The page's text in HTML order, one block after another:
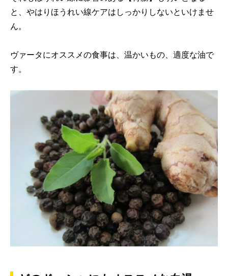
と、やはりほうれい線ケアはしっかりしないといけませ
ん。
ヴァータにオススメの食事は、温かいもの、適度な油で
す。